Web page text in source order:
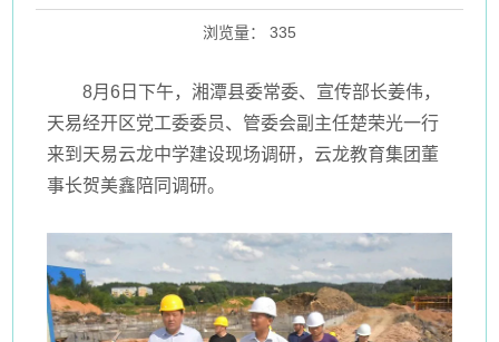
浏览量： 335
8月6日下午，湘潭县委常委、宣传部长姜伟，
天易经开区党工委委员、管委会副主任楚荣光一行
来到天易云龙中学建设现场调研，云龙教育集团董
事长贺美鑫陪同调研。